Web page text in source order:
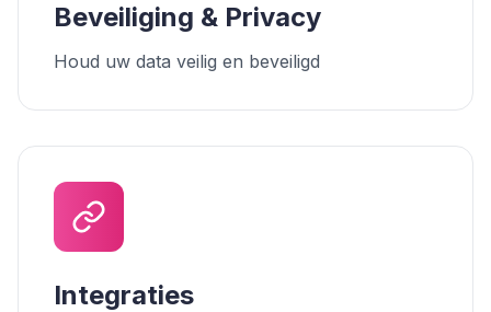
Beveiliging & Privacy
Houd uw data veilig en beveiligd
Integraties